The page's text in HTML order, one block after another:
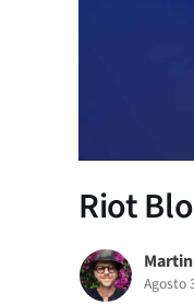
Riot
Agosto